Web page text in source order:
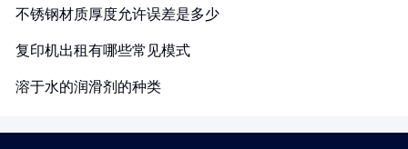
不锈钢材质厚度允许误差是多少
复印机出租有哪些常见模式
溶于水的润滑剂的种类